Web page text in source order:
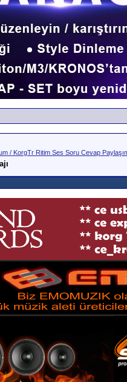
/ KorgTr Ritim Ses Soru Cevap